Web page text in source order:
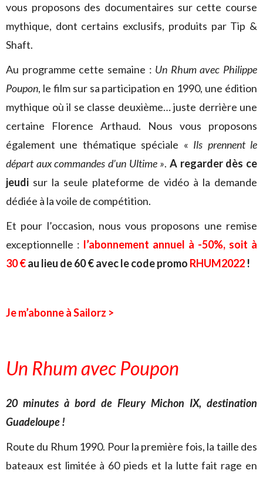
vous proposons des documentaires sur cette course
mythique, dont certains exclusifs, produits par Tip &
Shaft.
Au programme cette semaine : Un Rhum avec Philippe
Poupon, le film sur sa participation en 1990, une édition
mythique où il se classe deuxième… juste derrière une
certaine Florence Arthaud. Nous vous proposons
également une thématique spéciale « Ils prennent le
départ aux commandes d’un Ultime ».A regarder dès ce
jeudi sur la seule plateforme de vidéo à la demande
dédiée à la voile de compétition.
Et pour l’occasion, nous vous proposons une remise
exceptionnelle : l’abonnement annuel à -50%, soit à
30 €au lieu de 60 € avec le code promo RHUM2022 !
Je m’abonne à Sailorz >
Un Rhum avec Poupon
20 minutes à bord de Fleury Michon IX, destination
Guadeloupe !
Route du Rhum 1990. Pour la première fois, la taille des
bateaux est limitée à 60 pieds et la lutte fait rage en